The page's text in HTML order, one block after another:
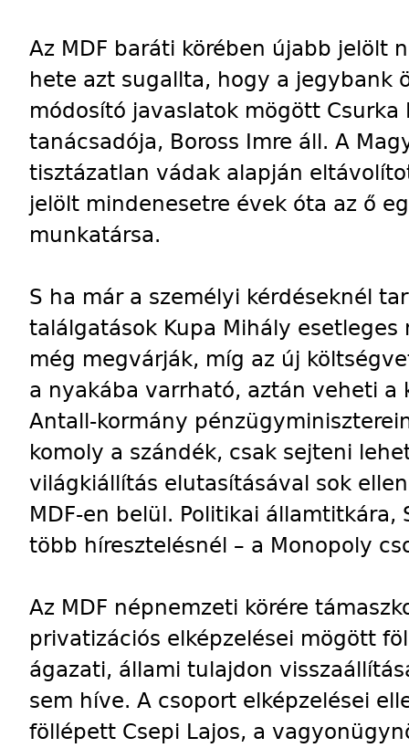
Az MDF baráti körében újabb jelölt
hete azt sugallta, hogy a jegybank
módosító javaslatok mögött
tanácsadója, Boross Imre áll. A
tisztázatlan vádak alapján
jelölt mindenesetre évek óta az ő
munkatársa.
S ha már a személyi kérdéseknél
találgatások Kupa Mihály esetleges
még megvárják, míg az új
a nyakába varrható, aztán veheti a
Antall-kormány
komoly a szándék, csak sejteni
világkiállítás elutasításával sok
MDF-en belül. Politikai államtitkára,
több híresztelésnél – a Monopoly
Az MDF népnemzeti körére
privatizációs elképzelései mögött
ágazati, állami tulajdon
sem híve. A csoport elképzelései
föllépett Csepi Lajos, a